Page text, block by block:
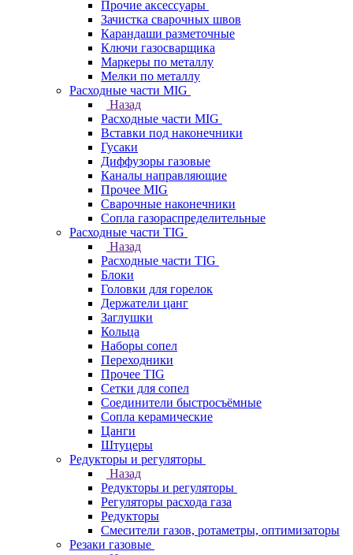
Прочие аксессуары
Зачистка сварочных швов
Карандаши разметочные
Ключи газосварщика
Маркеры по металлу
Мелки по металлу
Расходные части MIG
Назад
Расходные части MIG
Вставки под наконечники
Гусаки
Диффузоры газовые
Каналы направляющие
Прочее MIG
Сварочные наконечники
Сопла газораспределительные
Расходные части TIG
Назад
Расходные части TIG
Блоки
Головки для горелок
Держатели цанг
Заглушки
Кольца
Наборы сопел
Переходники
Прочее TIG
Сетки для сопел
Соединители быстросъёмные
Сопла керамические
Цанги
Штуцеры
Редукторы и регуляторы
Назад
Редукторы и регуляторы
Регуляторы расхода газа
Редукторы
Смесители газов, ротаметры, оптимизаторы
Резаки газовые